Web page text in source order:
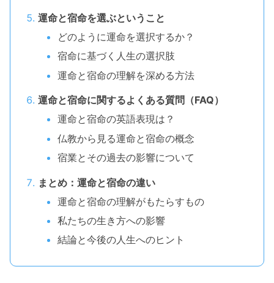
運命と宿命を選ぶということ
どのように運命を選択するか？
宿命に基づく人生の選択肢
運命と宿命の理解を深める方法
運命と宿命に関するよくある質問（FAQ）
運命と宿命の英語表現は？
仏教から見る運命と宿命の概念
宿業とその過去の影響について
まとめ：運命と宿命の違い
運命と宿命の理解がもたらすもの
私たちの生き方への影響
結論と今後の人生へのヒント